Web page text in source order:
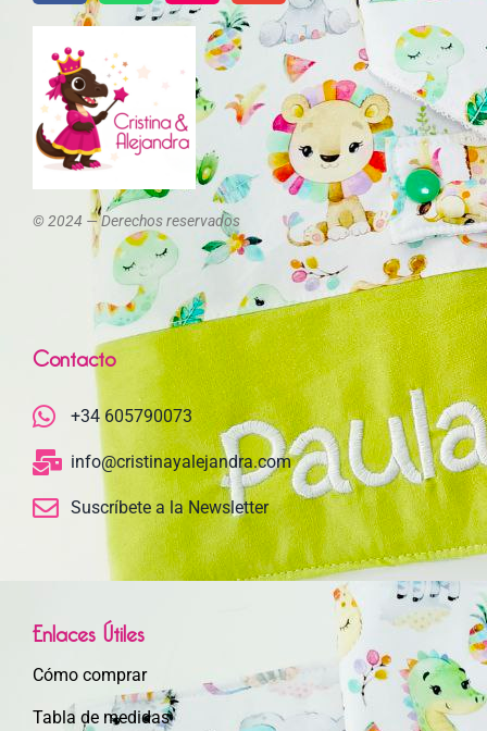
© 2024 — Derechos reservados
Contacto
+34 605790073
info@cristinayalejandra.com
Suscríbete a la Newsletter
Enlaces Útiles
Cómo comprar
Tabla de medidas